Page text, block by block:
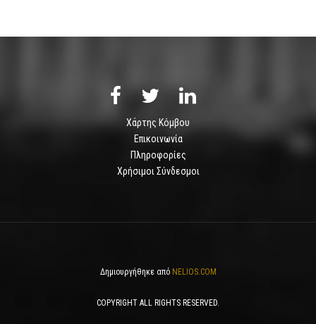
Χάρτης Κόμβου
Επικοινωνία
Πληροφορίες
Χρήσιμοι Σύνδεσμοι
Δημιουργήθηκε από NELIOS.COM
COPYRIGHT ALL RIGHTS RESERVED.